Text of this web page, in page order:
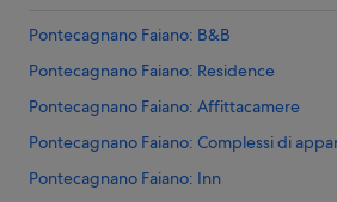
Pontecagnano Faiano: B&B
Pontecagnano Faiano: Residence
Pontecagnano Faiano: Affittacamere
Pontecagnano Faiano: Complessi di
Pontecagnano Faiano: Inn